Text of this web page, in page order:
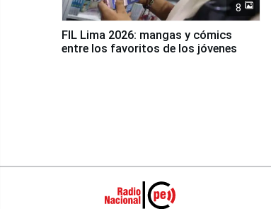
8
FIL Lima 2026: mangas y cómics
entre los favoritos de los jóvenes